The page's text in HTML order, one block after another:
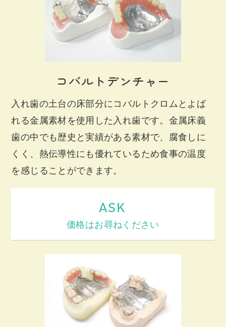
コバルトデンチャー
入れ歯の土台の床部分にコバルトクロムとよば
れる金属素材を使用した入れ歯です。金属床義
歯の中でも歴史と実績がある素材で、腐食しに
くく、熱伝導性にも優れているため食事の温度
を感じることができます。
ASK
価格はお尋ねください